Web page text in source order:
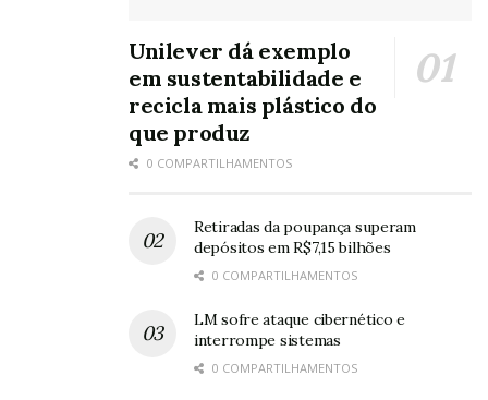
Unilever dá exemplo
em sustentabilidade e
recicla mais plástico do
que produz
0 COMPARTILHAMENTOS
Retiradas da poupança superam
depósitos em R$7,15 bilhões
0 COMPARTILHAMENTOS
LM sofre ataque cibernético e
interrompe sistemas
0 COMPARTILHAMENTOS